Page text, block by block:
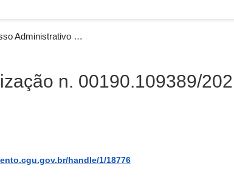
Processo Administrativo de Responsabilização n. 00190.109389/2021-09
n. 00190.109389/
handle/1/18776